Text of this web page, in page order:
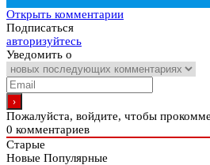
Открыть комментарии
Подписаться
авторизуйтесь
Уведомить о
Пожалуйста, войдите, чтобы
0 комментариев
Старые
Новые Популярные